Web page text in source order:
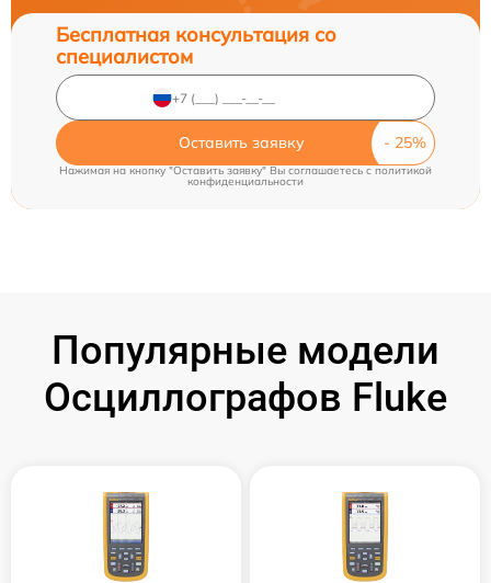
Бесплатная консультация со
специалистом
Оставить заявку
Нажимая на кнопку "Оставить заявку" Вы соглашаетесь cполитикой
конфиденциальности
Популярные модели
Осциллографов Fluke